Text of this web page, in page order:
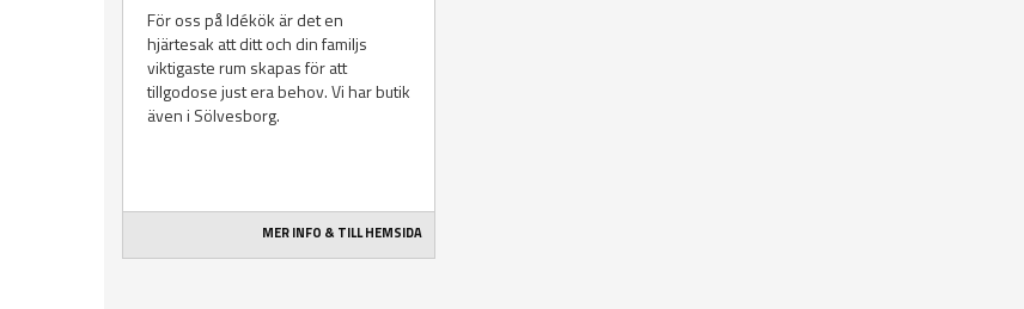
För oss på Idékök är det en
hjärtesak att ditt och din familjs
viktigaste rum skapas för att
tillgodose just era behov. Vi har butik
även i Sölvesborg.
MER INFO & TILL HEMSIDA